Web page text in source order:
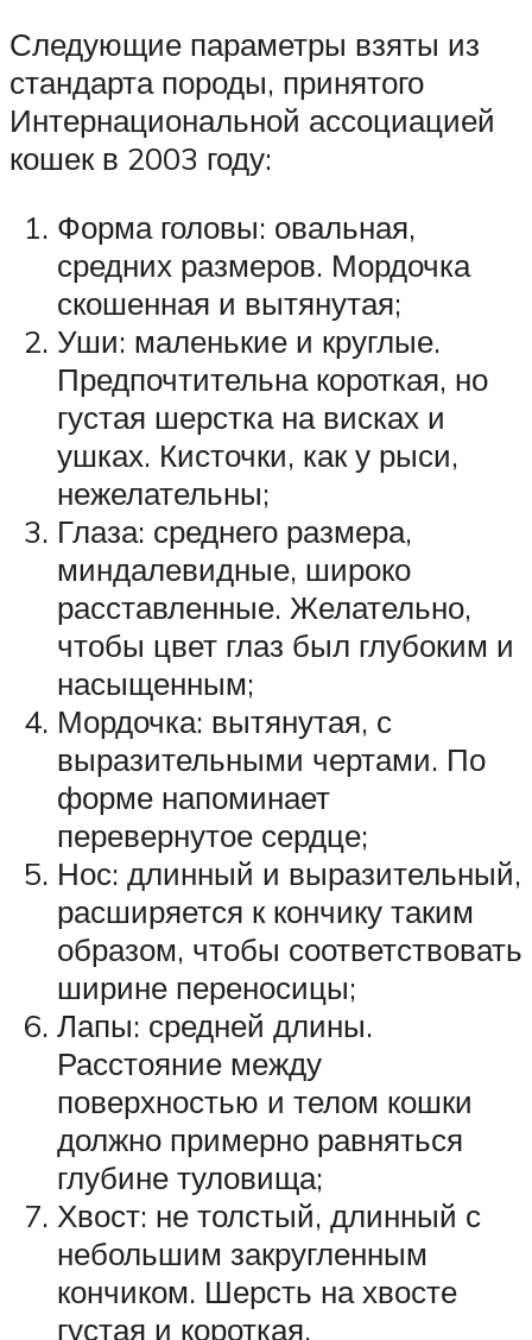
Следующие параметры взяты из
стандарта породы, принятого
Интернациональной ассоциацией
кошек в 2003 году:
Форма головы: овальная,
средних размеров. Мордочка
скошенная и вытянутая;
Уши: маленькие и круглые.
Предпочтительна короткая, но
густая шерстка на висках и
ушках. Кисточки, как у рыси,
нежелательны;
Глаза: среднего размера,
миндалевидные, широко
расставленные. Желательно,
чтобы цвет глаз был глубоким и
насыщенным;
Мордочка: вытянутая, с
выразительными чертами. По
форме напоминает
перевернутое сердце;
Нос: длинный и выразительный,
расширяется к кончику таким
образом, чтобы соответствовать
ширине переносицы;
Лапы: средней длины.
Расстояние между
поверхностью и телом кошки
должно примерно равняться
глубине туловища;
Хвост: не толстый, длинный с
небольшим закругленным
кончиком. Шерсть на хвосте
густая и короткая.